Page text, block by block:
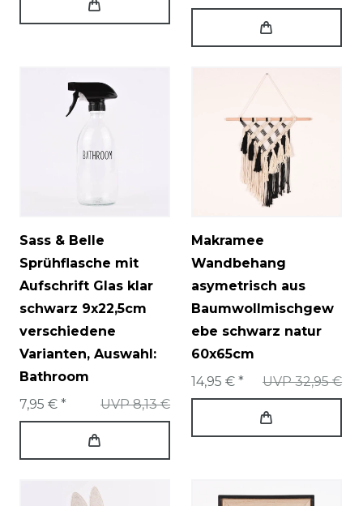
Sass & Belle
Sprühflasche mit
Aufschrift Glas klar
schwarz 9x22,5cm
verschiedene
Varianten, Auswahl:
Bathroom
UVP 8,13 €
7,95 € *
Makramee
Wandbehang
asymetrisch aus
Baumwollmischgew
ebe schwarz natur
60x65cm
UVP 32,95 €
14,95 € *